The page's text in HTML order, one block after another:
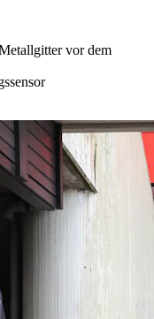
vor dem